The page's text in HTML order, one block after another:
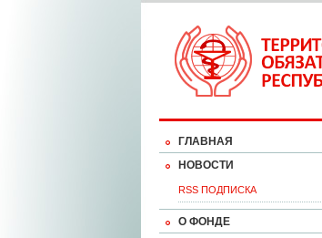
ГЛАВНАЯ
НОВОСТИ
RSS ПОДПИСКА
О ФОНДЕ